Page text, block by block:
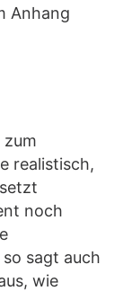
Anhang
zum
realistisch,
noch
sagt auch
wie